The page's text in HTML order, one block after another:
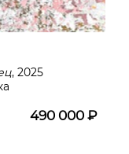
, 2025
490 000 ₽